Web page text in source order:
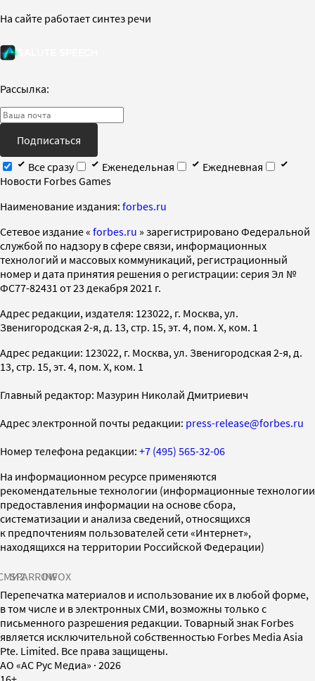
На сайте работает синтез речи
Рассылка:
Подписаться
Все сразу
Еженедельная
Ежедневная
Новости Forbes Games
Наименование издания: forbes.ru
Cетевое издание « forbes.ru » зарегистрировано Федеральной
службой по надзору в сфере связи, информационных
технологий и массовых коммуникаций, регистрационный
номер и дата принятия решения о регистрации: серия Эл №
ФС77-82431 от 23 декабря 2021 г.
Адрес редакции, издателя: 123022, г. Москва, ул.
Звенигородская 2-я, д. 13, стр. 15, эт. 4, пом. X, ком. 1
Адрес редакции: 123022, г. Москва, ул. Звенигородская 2-я, д.
13, стр. 15, эт. 4, пом. X, ком. 1
Главный редактор: Мазурин Николай Дмитриевич
Адрес электронной почты редакции: press-release@forbes.ru
Номер телефона редакции: +7 (495) 565-32-06
На информационном ресурсе применяются
рекомендательные технологии (информационные технологии
предоставления информации на основе сбора,
систематизации и анализа сведений, относящихся
к предпочтениям пользователей сети «Интернет»,
находящихся на территории Российской Федерации)
SPARROWINFOX
Перепечатка материалов и использование их в любой форме,
в том числе и в электронных СМИ, возможны только с
письменного разрешения редакции. Товарный знак Forbes
является исключительной собственностью Forbes Media Asia
Pte. Limited. Все права защищены.
AO «АС Рус Медиа» · 2026